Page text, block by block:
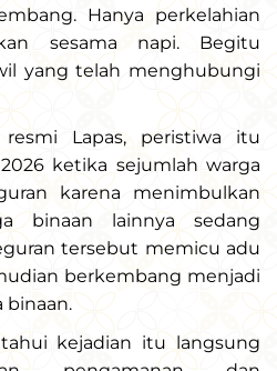
Hanya perkelahian
sesama napi. Begitu
yang telah menghubungi
Lapas, peristiwa itu
ketika sejumlah warga
karena menimbulkan
binaan lainnya sedang
tersebut memicu adu
berkembang menjadi
binaan.
kejadian itu langsung